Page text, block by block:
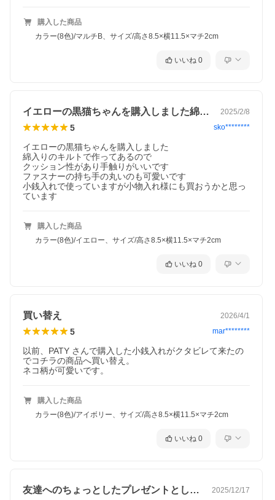
購入した商品
カラー(8色)/マルチB、サイズ/高さ8.5×横11.5×マチ2cm
いいね 0
イエローの黒猫ちゃんを購入しました綿入… 2025/2/8
5 sko********
イエローの黒猫ちゃんを購入しました
綿入りのキルトで作ってあるので
クッション性があり手触りがいいです
ファスナーの持ち手の丸いのも可愛いです
小銭入れで使っていますが小物入れ様にも買おうかと思っ
購入した商品
カラー(8色)/イエロー、サイズ/高さ8.5×横11.5×マチ2cm
いいね 0
買い替え 2026/4/1
5 mar********
以前、PATY さんで購入した小銭入れがクタビレて来たの
でコチラの商品へ買い替え。
購入した商品
カラー(8色)/アイボリー、サイズ/高さ8.5×横11.5×マチ2cm
いいね 0
友達へのちょっとしたプレゼントとして購… 2025/12/17